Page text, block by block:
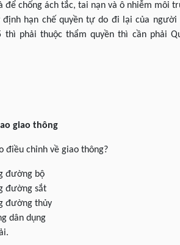
để chống ách tắc, tai nạn và ô nhiễm môi
hạn chế quyền tự do đi lại của người
thì phải thuộc thẩm quyền thì cần phải
giao thông
điều chỉnh về giao thông?
đường bộ
đường sắt
đường thủy
dân dụng